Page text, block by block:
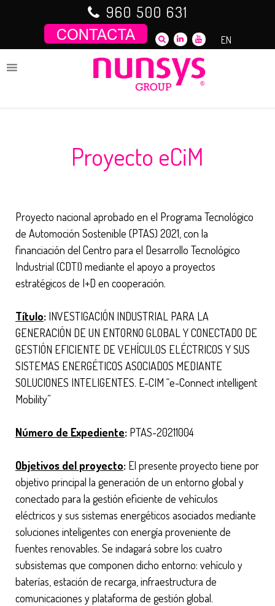
960 500 631
EN
Proyecto eCiM
Proyecto nacional aprobado en el Programa Tecnológico
de Automoción Sostenible (PTAS) 2021, con la
financiación del Centro para el Desarrollo Tecnológico
Industrial (CDTI) mediante el apoyo a proyectos
estratégicos de I+D en cooperación.
Título: INVESTIGACIÓN INDUSTRIAL PARA LA
GENERACIÓN DE UN ENTORNO GLOBAL Y CONECTADO DE
GESTIÓN EFICIENTE DE VEHÍCULOS ELÉCTRICOS Y SUS
SISTEMAS ENERGÉTICOS ASOCIADOS MEDIANTE
SOLUCIONES INTELIGENTES. E-CIM “e-Connect intelligent
Mobility”
Número de Expediente: PTAS-20211004
Objetivos del proyecto: El presente proyecto tiene por
objetivo principal la generación de un entorno global y
conectado para la gestión eficiente de vehículos
eléctricos y sus sistemas energéticos asociados mediante
soluciones inteligentes con energía proveniente de
fuentes renovables. Se indagará sobre los cuatro
subsistemas que componen dicho entorno: vehículo y
baterías, estación de recarga, infraestructura de
comunicaciones y plataforma de gestión global.